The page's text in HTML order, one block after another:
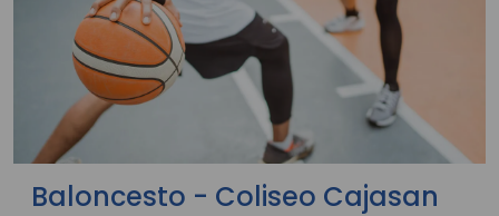
Baloncesto - Coliseo Cajasan